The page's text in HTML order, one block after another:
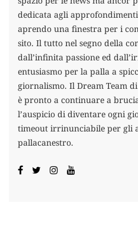
dedicata agli
aprendo una finestra per i
sito. Il tutto nel segno della
dall’infinita passione ed
entusiasmo per la palla a
giornalismo. Il Dream Team
è pronto a continuare a
l’auspicio di diventare ogni
timeout irrinunciabile per gli
pallacanestro.